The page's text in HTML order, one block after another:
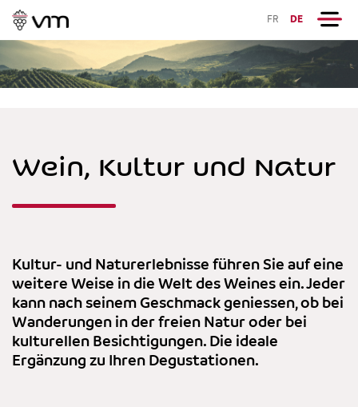
FR DE
Wein, Kultur und Natur
Kultur- und Naturerlebnisse führen Sie auf eine
weitere Weise in die Welt des Weines ein. Jeder
kann nach seinem Geschmack geniessen, ob bei
Wanderungen in der freien Natur oder bei
kulturellen Besichtigungen. Die ideale
Ergänzung zu Ihren Degustationen.